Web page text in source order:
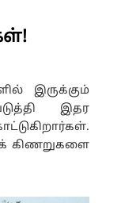
இருக்கும்
இதர
கிணறுகளை